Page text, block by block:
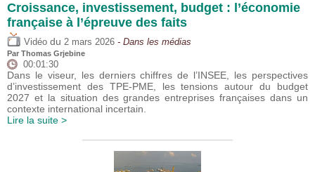
Croissance, investissement, budget : l’économie
française à l’épreuve des faits
Vidéo du 2 mars 2026 - Dans les médias
Par Thomas Grjebine
00:01:30
Dans le viseur, les derniers chiffres de l’INSEE, les perspectives
d’investissement des TPE-PME, les tensions autour du budget
2027 et la situation des grandes entreprises françaises dans un
contexte international incertain.
Lire la suite >